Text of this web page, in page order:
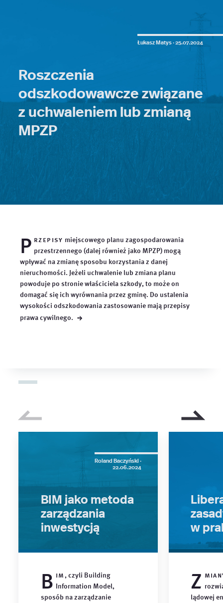
Łukasz Matys ·25.07.2024
Roszczenia
odszkodowawcze związane
z uchwaleniem lub zmianą
MPZP
P rzepisy miejscowego planu zagospodarowania
przestrzennego (dalej również jako MPZP) mogą
wpływać na zmianę sposobu korzystania z danej
nieruchomości. Jeżeli uchwalenie lub zmiana planu
powoduje po stronie właściciela szkody, to może on
domagać się ich wyrównania przez gminę. Do ustalenia
wysokości odszkodowania zastosowanie mają przepisy
prawacywilnego. →
Roland Baczyński ·
22.06.2024
BIM jako metoda
zarządzania
inwestycją
B im , czyli Building
Information Model,
sposób na zarządzanie
w
Z
lądowej